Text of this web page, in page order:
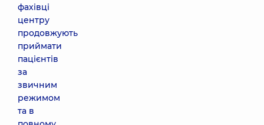
фахівці
центру
продовжують
приймати
пацієнтів
за
звичним
режимом
та в